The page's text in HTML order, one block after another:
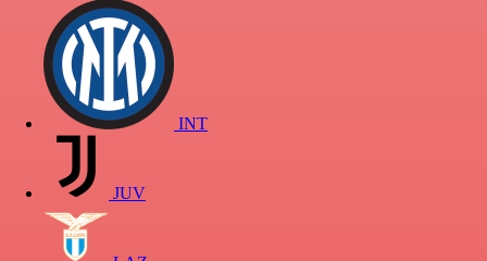
INT
JUV